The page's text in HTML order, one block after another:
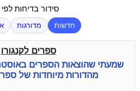
סידור בדיחות לפי
חדשות מדורגות
ספרים לקנגורו
שמעתי שהוצאות הספרים
מהדורות מיוחדות של